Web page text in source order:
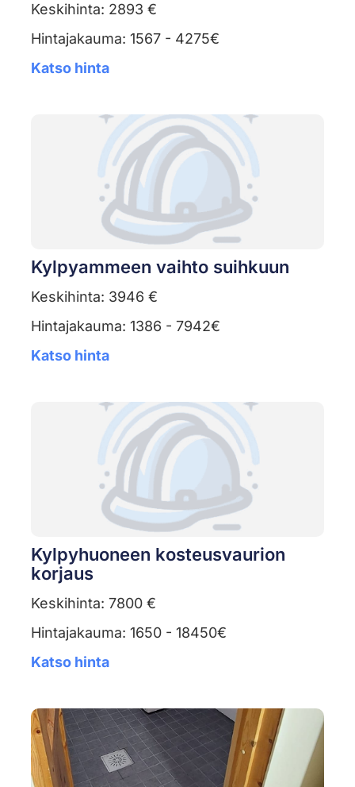
Keskihinta: 2893 €
Hintajakauma: 1567 - 4275€
Katso hinta
Kylpyammeen vaihto suihkuun
Keskihinta: 3946 €
Hintajakauma: 1386 - 7942€
Katso hinta
Kylpyhuoneen kosteusvaurion
korjaus
Keskihinta: 7800 €
Hintajakauma: 1650 - 18450€
Katso hinta